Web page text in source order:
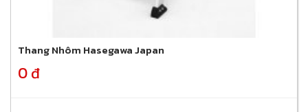
Thang Nhôm Hasegawa Japan
0 đ